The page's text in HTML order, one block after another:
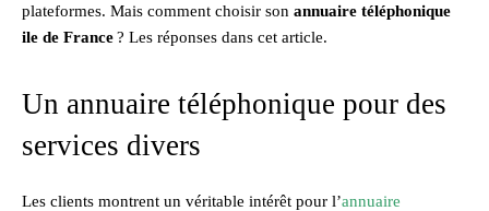
plateformes. Mais comment choisir son annuaire téléphonique
ile de France? Les réponses dans cet article.
Un annuaire téléphonique pour des
services divers
Les clients montrent un véritable intérêt pour l’annuaire